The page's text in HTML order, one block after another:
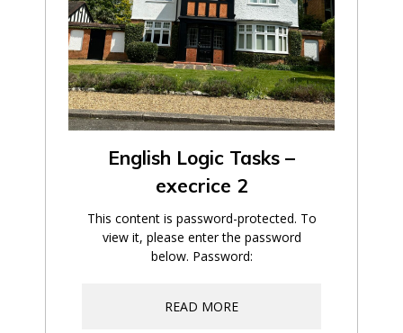
English Logic Tasks –
execrice 2
This content is password-protected. To
view it, please enter the password
below. Password:
READ MORE